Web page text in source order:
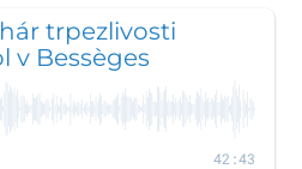
trpezlivosti
v Bessèges
42:43